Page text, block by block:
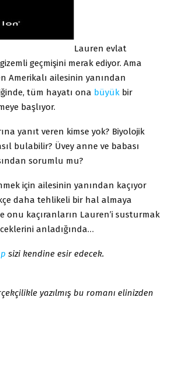
Lauren evlat
geçmişini merak ediyor. Ama
Amerikalı ailesinin yanından
tüm hayatı ona büyük bir
başlıyor.
yanıt veren kimse yok? Biyolojik
bulabilir? Üvey anne ve babası
sorumlu mu?
için ailesinin yanından kaçıyor
daha tehlikeli bir hal almaya
onu kaçıranların Lauren’i susturmak
anladığında…
sizi kendine esir edecek.
yazılmış bu romanı elinizden